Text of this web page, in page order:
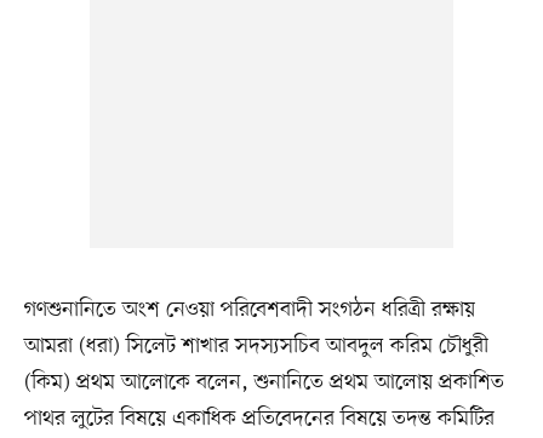
গণশুনানিতে অংশ নেওয়া পরিবেশবাদী সংগঠন ধরিত্রী রক্ষায়
আমরা (ধরা) সিলেট শাখার সদস্যসচিব আবদুল করিম চৌধুরী
(কিম) প্রথম আলোকে বলেন, শুনানিতে প্রথম আলোয় প্রকাশিত
পাথর লুটের বিষয়ে একাধিক প্রতিবেদনের বিষয়ে তদন্ত কমিটির